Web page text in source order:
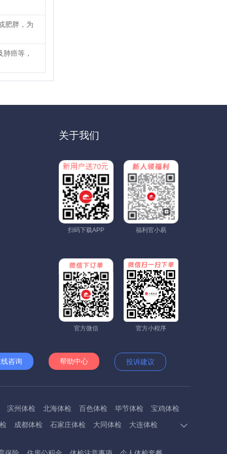
肥胖，为
癌等，
关于我们
扫码下载APP 福利官小易
官方微信 官方小程序
咨询 帮助中心 投诉建议
滨州体检 北海体检 百色体检 毕节体检
宝鸡体检
成都体检 石家庄体检 大同体检
大连体检